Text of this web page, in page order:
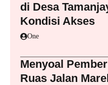
di Desa
Kondisi Akses
One
Menyoal
Ruas Jalan